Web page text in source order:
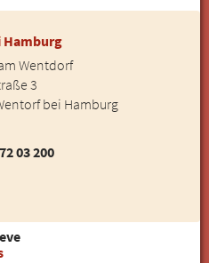
Hamburg
Wentdorf
3
bei Hamburg
03 200